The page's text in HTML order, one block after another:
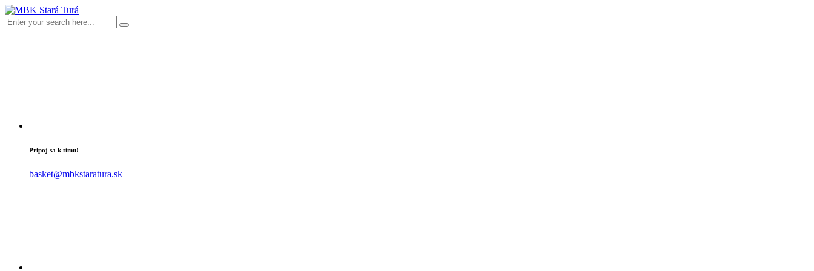
Pripoj sa k tímu!
basket@mbkstaratura.sk